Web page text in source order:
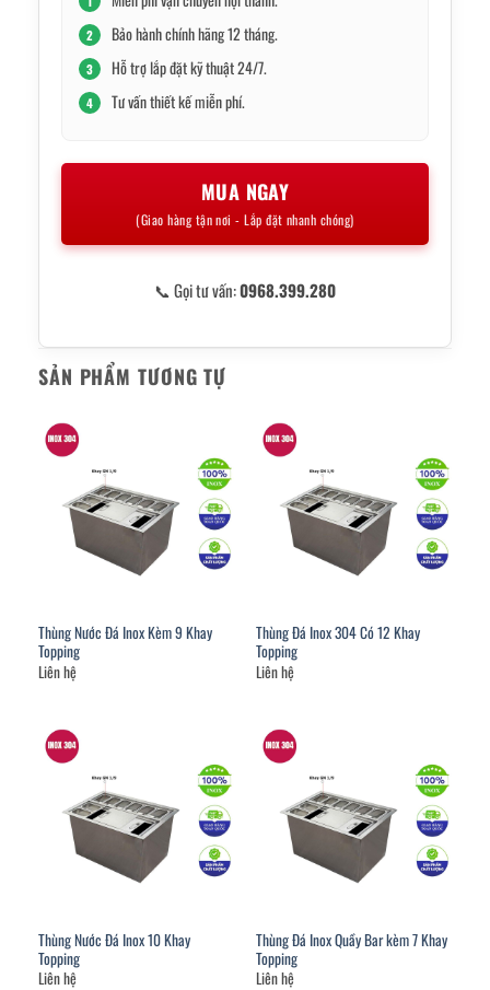
2 Bảo hành chính hãng 12 tháng.
3 Hỗ trợ lắp đặt kỹ thuật 24/7.
4 Tư vấn thiết kế miễn phí.
MUA NGAY
(Giao hàng tận nơi - Lắp đặt nhanh chóng)
📞 Gọi tư vấn:0968.399.280
SẢN PHẨM TƯƠNG TỰ
Thùng Nước Đá Inox Kèm 9 Khay
Topping
Liên hệ
Thùng Đá Inox 304 Có 12 Khay
Topping
Liên hệ
Thùng Nước Đá Inox 10 Khay
Topping
Liên hệ
Thùng Đá Inox Quầy Bar kèm 7 Khay
Topping
Liên hệ